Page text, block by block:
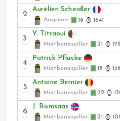
2
Aurélien Scheidler
Angriber 19 1641
3
Y. Titraoui
Midtbanespiller 21
4
Patrick Pflücke
Midtbanespiller 18
5
Antoine Bernier
Midtbanespiller 22
6
J. Romsaas
Midtbanespiller 21